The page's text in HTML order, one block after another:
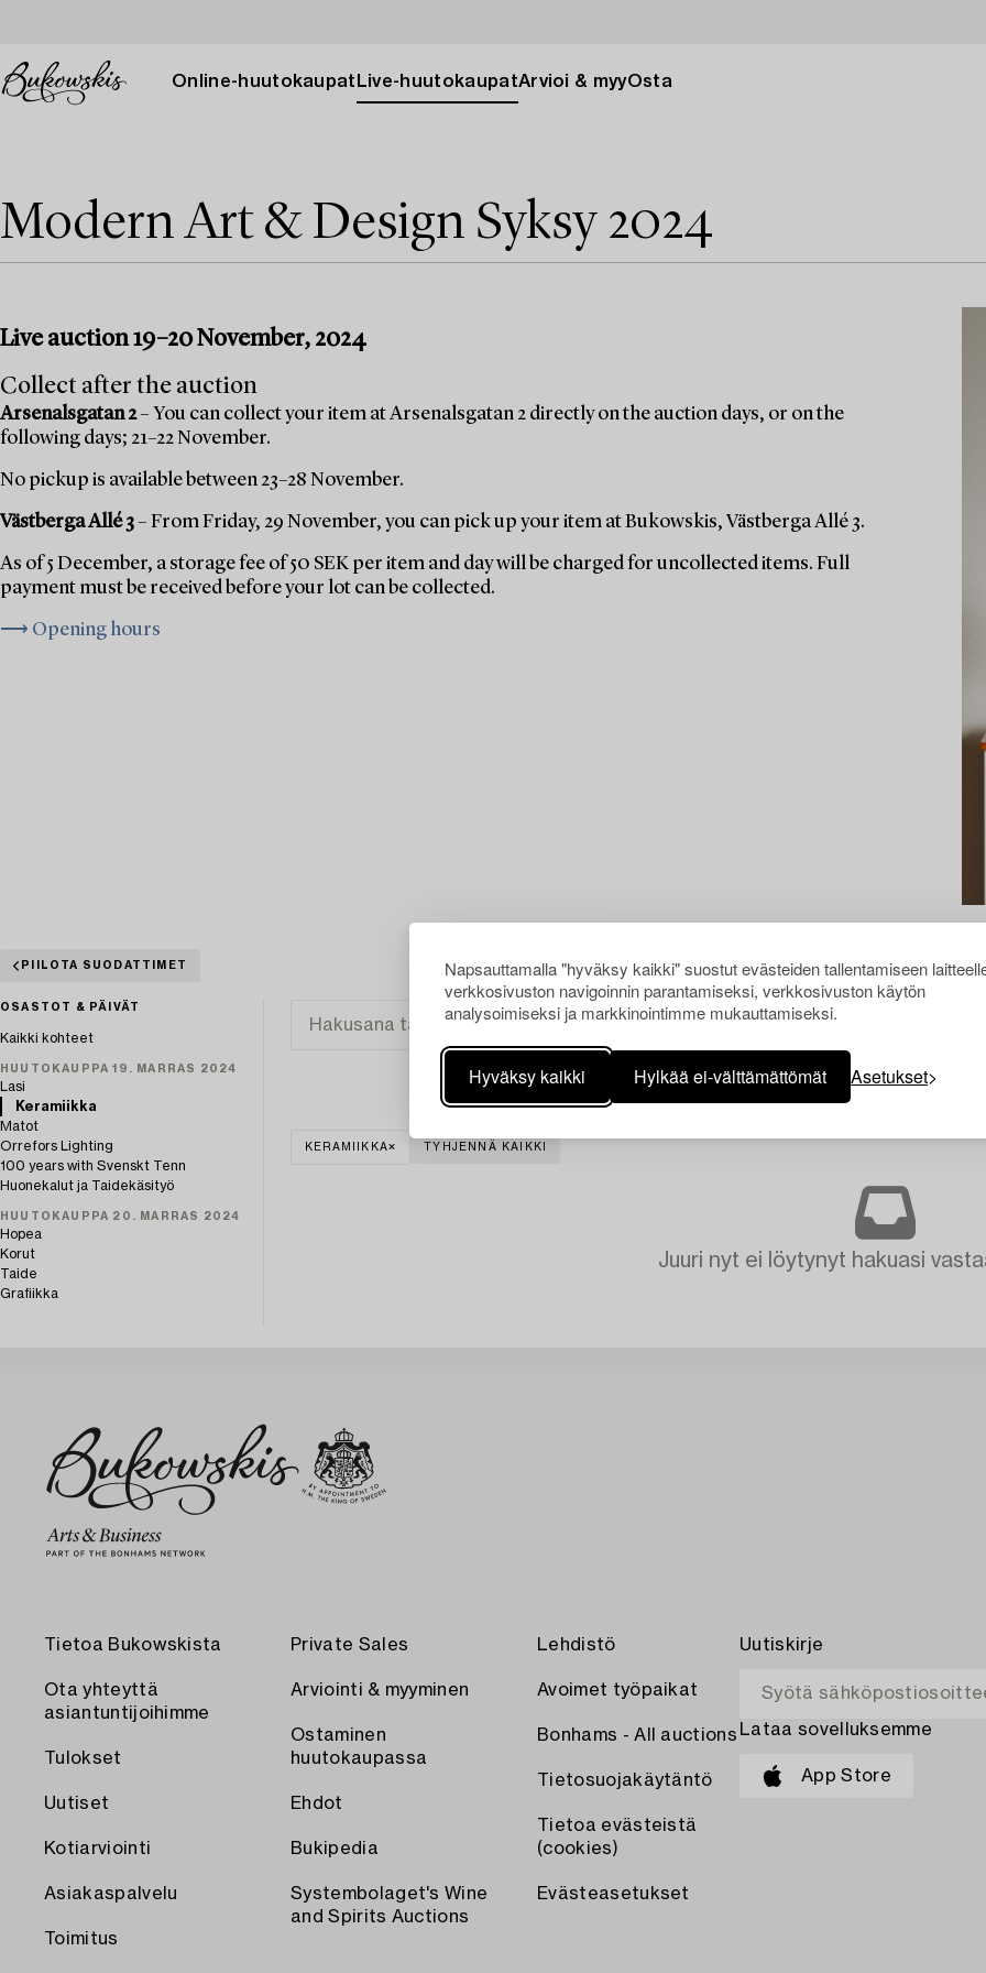
Napsauttamalla "hyväksy kaikki" suostut evästeiden tallentamiseen
verkkosivuston navigoinnin parantamiseksi, verkkosivuston käytön
analysoimiseksi ja markkinointimme mukauttamiseksi.
Hyväksy kaikki Hylkää ei-välttämättömät Asetukset
Online-huutokaupat Live-huutokaupatArvioi & myyOsta
Modern Art & Design Syksy 2024
Live auction 19–20 November, 2024
Collect after the auction
Arsenalsgatan 2– You can collect your item at Arsenalsgatan 2 directly on the auction days, or on the
following days; 21–22 November.
No pickup is available between 23–28 November.
Västberga Allé 3– From Friday, 29 November, you can pick up your item at Bukowskis, Västberga Allé 3.
As of 5 December, a storage fee of 50 SEK per item and day will be charged for uncollected items. Full
payment must be received before your lot can be collected.
⟶ Opening hours
PIILOTA SUODATTIMET
OSASTOT & PÄIVÄT
Kaikki kohteet
HUUTOKAUPPA 19. MARRAS 2024
Lasi
Keramiikka
Matot
Orrefors Lighting
100 years with Svenskt Tenn
Huonekalut ja Taidekäsityö
HUUTOKAUPPA 20. MARRAS 2024
Hopea
Korut
Taide
Grafiikka
KERAMIIKKA TYHJENNÄ KAIKKI
Juuri nyt ei löytynyt hakuasi
Tietoa Bukowskista
Ota yhteyttä
asiantuntijoihimme
Tulokset
Uutiset
Kotiarviointi
Asiakaspalvelu
Toimitus
Private Sales
Arviointi & myyminen
Ostaminen
huutokaupassa
Ehdot
Bukipedia
Systembolaget's Wine
and Spirits Auctions
Lehdistö
Avoimet työpaikat
Bonhams - All auctions
Tietosuojakäytäntö
Tietoa evästeistä
(cookies)
Evästeasetukset
Uutiskirje
Lataa sovelluksemme
App Store